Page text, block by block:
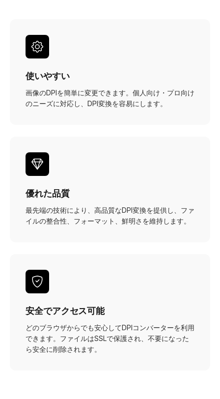
使いやすい
画像のDPIを簡単に変更できます。個人向け・プロ向け
のニーズに対応し、DPI変換を容易にします。
優れた品質
最先端の技術により、高品質なDPI変換を提供し、ファ
イルの整合性、フォーマット、鮮明さを維持します。
安全でアクセス可能
どのブラウザからでも安心してDPIコンバーターを利用
できます。ファイルはSSLで保護され、不要になった
ら安全に削除されます。